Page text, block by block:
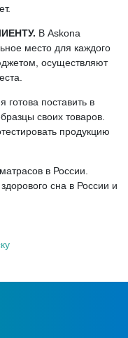
В Askona
место для каждого
осуществляют
готова поставить в
своих товаров.
продукцию
в России.
сна в России и